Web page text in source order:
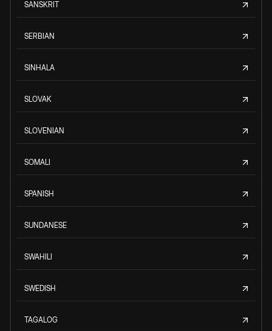
SANSKRIT
SERBIAN
SINHALA
SLOVAK
SLOVENIAN
SOMALI
SPANISH
SUNDANESE
SWAHILI
SWEDISH
TAGALOG